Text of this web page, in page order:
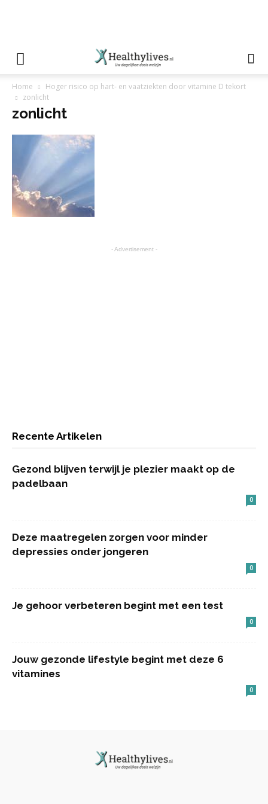
Home
Hoger risico op hart- en vaatziekten door vitamine D tekort
zonlicht
zonlicht
- Advertisement -
Recente Artikelen
Gezond blijven terwijl je plezier maakt op de
padelbaan
0
Deze maatregelen zorgen voor minder
depressies onder jongeren
0
Je gehoor verbeteren begint met een test
0
Jouw gezonde lifestyle begint met deze 6
vitamines
0